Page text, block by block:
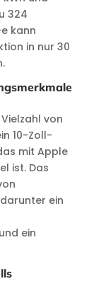
324
kann
in nur 30
von
10-Zoll-
mit Apple
ist. Das
ein
ein